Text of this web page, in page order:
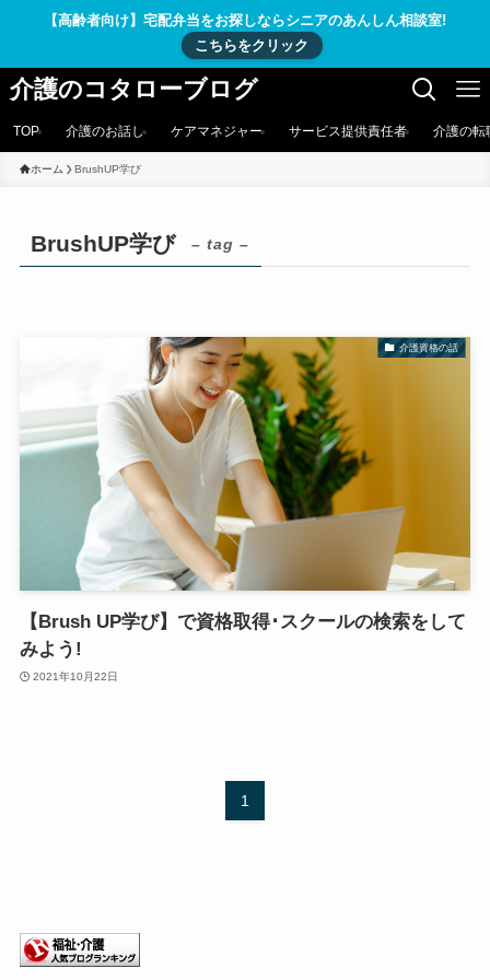
【高齢者向け】宅配弁当をお探しならシニアのあんしん相談室!
こちらをクリック
介護のコタローブログ
TOP 介護のお話し ケアマネジャー サービス提供責任者 介護の転
ホーム BrushUP学び
BrushUP学び – tag –
介護資格の話
【Brush UP学び】で資格取得･スクールの検索をして
みよう!
2021年10月22日
1